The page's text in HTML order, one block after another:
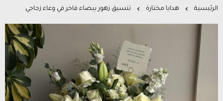
الرئيسية هدايا مختارة تنسيق زهور بيضاء فاخر في وعاء زجاجي